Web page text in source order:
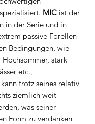
MIC ist der
in der Serie und in
passive Forellen
Bedingungen, wie
stark
etc.,
kann trotz seines relativ
ziemlich weit
was seiner
Form zu verdanken